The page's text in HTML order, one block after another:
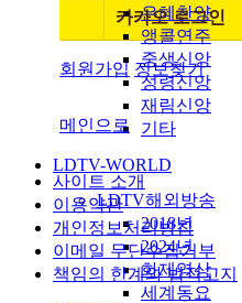
은혜찬양
앵콜연주
중생신앙
성령신앙
재림신앙
기타
LDTV-WORLD
LDTV해외방송
2018년
2024년
화제영상
세계동요
카카오로그인
회원가입 정보찾기
메인으로
사이트 소개
이용약관
개인정보처리방침
이메일 무단수집거부
책임의 한계와 법적고지